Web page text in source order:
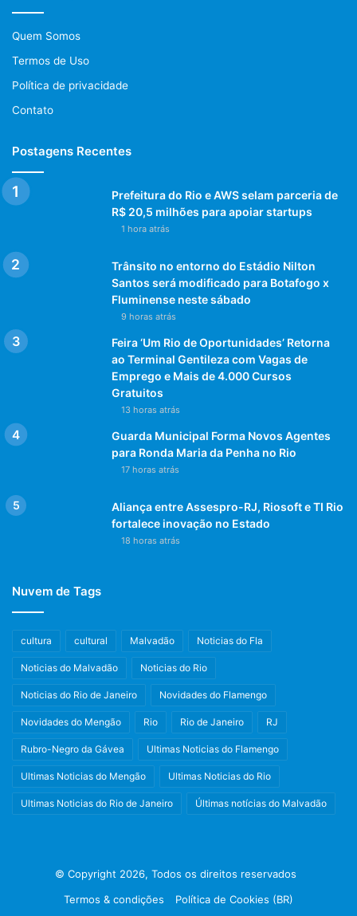
Quem Somos
Termos de Uso
Política de privacidade
Contato
Postagens Recentes
Prefeitura do Rio e AWS selam parceria de
R$ 20,5 milhões para apoiar startups
1 hora atrás
Trânsito no entorno do Estádio Nilton
Santos será modificado para Botafogo x
Fluminense neste sábado
9 horas atrás
Feira ‘Um Rio de Oportunidades’ Retorna
ao Terminal Gentileza com Vagas de
Emprego e Mais de 4.000 Cursos
Gratuitos
13 horas atrás
Guarda Municipal Forma Novos Agentes
para Ronda Maria da Penha no Rio
17 horas atrás
Aliança entre Assespro-RJ, Riosoft e TI Rio
fortalece inovação no Estado
18 horas atrás
Nuvem de Tags
cultura cultural Malvadão Noticias do Fla
Noticias do Malvadão Noticias do Rio
Noticias do Rio de Janeiro Novidades do Flamengo
Novidades do Mengão Rio Rio de Janeiro RJ
Rubro-Negro da Gávea Ultimas Noticias do Flamengo
Ultimas Noticias do Mengão Ultimas Noticias do Rio
Ultimas Noticias do Rio de Janeiro Últimas notícias do Malvadão
© Copyright 2026, Todos os direitos reservados
Termos & condições
Política de Cookies (BR)